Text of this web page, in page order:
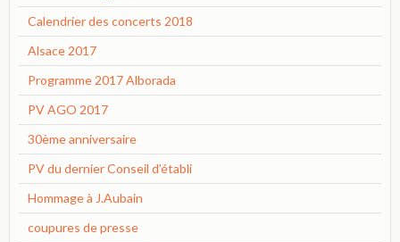
Calendrier des concerts 2018
Alsace 2017
Programme 2017 Alborada
PV AGO 2017
30ème anniversaire
PV du dernier Conseil d’établi
Hommage à J.Aubain
coupures de presse